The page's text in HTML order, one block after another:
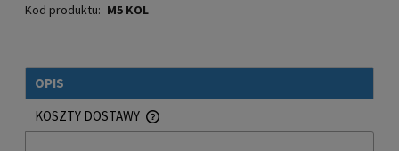
Kod produktu: M5 KOL
OPIS
KOSZTY DOSTAWY
CENA NIE ZAWIERA EWENTUALNYCH KOSZTÓW PŁATNOŚCI